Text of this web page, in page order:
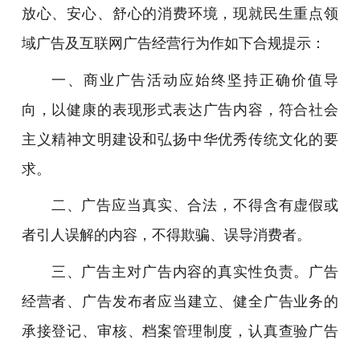
放心、安心、舒心的消费环境，现就民生重点领
域广告及互联网广告经营行为作如下合规提示：
一、商业广告活动应始终坚持正确价值导
向，以健康的表现形式表达广告内容，符合社会
主义精神文明建设和弘扬中华优秀传统文化的要
求。
二、广告应当真实、合法，不得含有虚假或
者引人误解的内容，不得欺骗、误导消费者。
三、广告主对广告内容的真实性负责。广告
经营者、广告发布者应当建立、健全广告业务的
承接登记、审核、档案管理制度，认真查验广告